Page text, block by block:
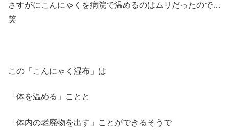
さすがにこんにゃくを病院で温めるのはムリだったので…
笑
この「こんにゃく湿布」は
「体を温める」ことと
「体内の老廃物を出す」ことができるそうで